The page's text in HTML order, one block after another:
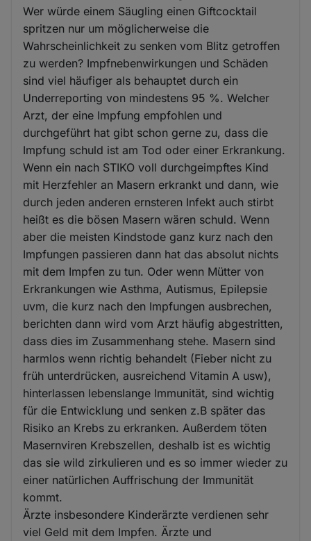
Wer würde einem Säugling einen Giftcocktail
spritzen nur um möglicherweise die
Wahrscheinlichkeit zu senken vom Blitz getroffen
zu werden? Impfnebenwirkungen und Schäden
sind viel häufiger als behauptet durch ein
Underreporting von mindestens 95 %. Welcher
Arzt, der eine Impfung empfohlen und
durchgeführt hat gibt schon gerne zu, dass die
Impfung schuld ist am Tod oder einer Erkrankung.
Wenn ein nach STIKO voll durchgeimpftes Kind
mit Herzfehler an Masern erkrankt und dann, wie
durch jeden anderen ernsteren Infekt auch stirbt
heißt es die bösen Masern wären schuld. Wenn
aber die meisten Kindstode ganz kurz nach den
Impfungen passieren dann hat das absolut nichts
mit dem Impfen zu tun. Oder wenn Mütter von
Erkrankungen wie Asthma, Autismus, Epilepsie
uvm, die kurz nach den Impfungen ausbrechen,
berichten dann wird vom Arzt häufig abgestritten,
dass dies im Zusammenhang stehe. Masern sind
harmlos wenn richtig behandelt (Fieber nicht zu
früh unterdrücken, ausreichend Vitamin A usw),
hinterlassen lebenslange Immunität, sind wichtig
für die Entwicklung und senken z.B später das
Risiko an Krebs zu erkranken. Außerdem töten
Masernviren Krebszellen, deshalb ist es wichtig
das sie wild zirkulieren und es so immer wieder zu
einer natürlichen Auffrischung der Immunität
kommt.
Ärzte insbesondere Kinderärzte verdienen sehr
viel Geld mit dem Impfen. Ärzte und